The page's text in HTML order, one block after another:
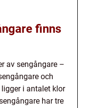
finns
av sengångare –
och
i antalet klor
har tre